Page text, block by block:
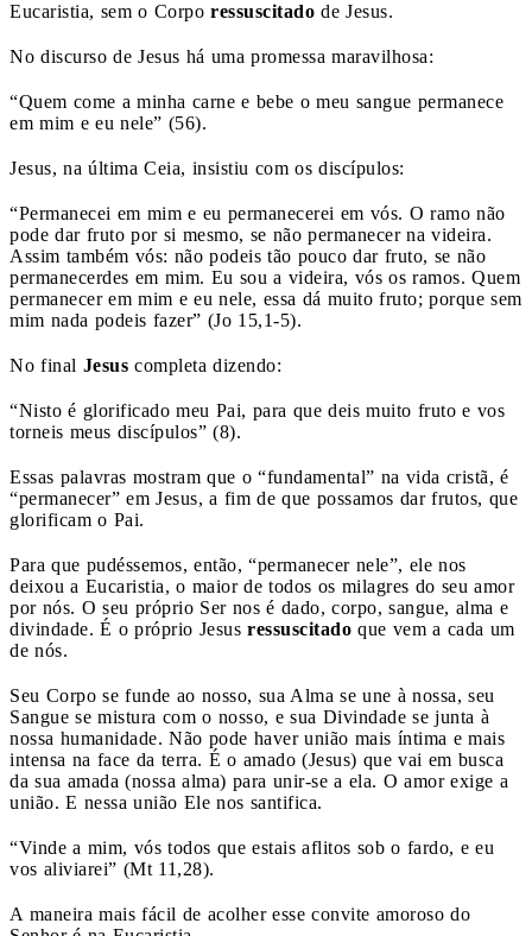
Eucaristia, sem o Corpo ressuscitado de Jesus.
No discurso de Jesus há uma promessa maravilhosa:
“Quem come a minha carne e bebe o meu sangue permanece
em mim e eu nele” (56).
Jesus, na última Ceia, insistiu com os discípulos:
“Permanecei em mim e eu permanecerei em vós. O ramo não
pode dar fruto por si mesmo, se não permanecer na videira.
Assim também vós: não podeis tão pouco dar fruto, se não
permanecerdes em mim. Eu sou a videira, vós os ramos. Quem
permanecer em mim e eu nele, essa dá muito fruto; porque sem
mim nada podeis fazer” (Jo 15,1-5).
No final Jesus completa dizendo:
“Nisto é glorificado meu Pai, para que deis muito fruto e vos
torneis meus discípulos” (8).
Essas palavras mostram que o “fundamental” na vida cristã, é
“permanecer” em Jesus, a fim de que possamos dar frutos, que
glorificam o Pai.
Para que pudéssemos, então, “permanecer nele”, ele nos
deixou a Eucaristia, o maior de todos os milagres do seu amor
por nós. O seu próprio Ser nos é dado, corpo, sangue, alma e
divindade. É o próprio Jesus ressuscitado que vem a cada um
de nós.
Seu Corpo se funde ao nosso, sua Alma se une à nossa, seu
Sangue se mistura com o nosso, e sua Divindade se junta à
nossa humanidade. Não pode haver união mais íntima e mais
intensa na face da terra. É o amado (Jesus) que vai em busca
da sua amada (nossa alma) para unir-se a ela. O amor exige a
união. E nessa união Ele nos santifica.
“Vinde a mim, vós todos que estais aflitos sob o fardo, e eu
vos aliviarei” (Mt 11,28).
A maneira mais fácil de acolher esse convite amoroso do